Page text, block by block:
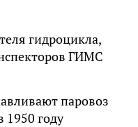
гидроцикла,
ГИМС
паровоз
1950 году